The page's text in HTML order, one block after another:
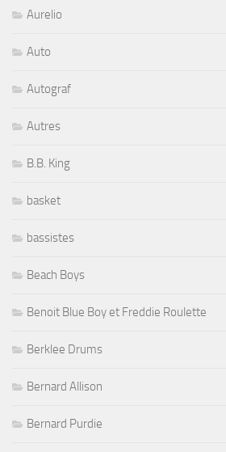
Aurelio
Auto
Autograf
Autres
B.B. King
basket
bassistes
Beach Boys
Benoit Blue Boy et Freddie Roulette
Berklee Drums
Bernard Allison
Bernard Purdie